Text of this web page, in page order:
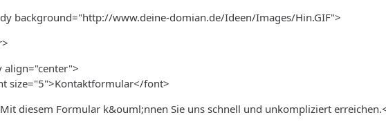
background="http://www.deine-domian.de/Ideen/Images/Hin.GIF">
align="center">
size="5">Kontaktformular</font>
diesem Formular k&ouml;nnen Sie uns schnell und unkompliziert